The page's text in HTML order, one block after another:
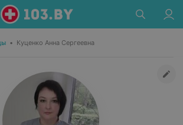
• Куценко Анна Сергеевна